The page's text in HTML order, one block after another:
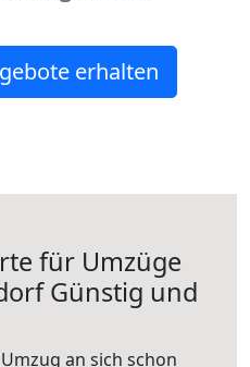
erhalten
für Umzüge
Günstig und
an sich schon